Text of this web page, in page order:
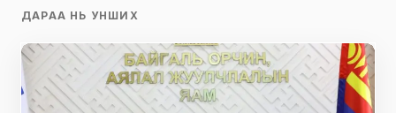
ДАРАА НЬ УНШИХ